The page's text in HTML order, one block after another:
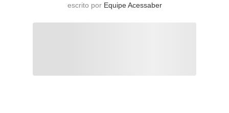
escrito por Equipe Acessaber